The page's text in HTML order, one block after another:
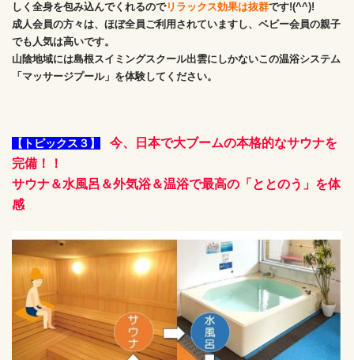
しく全身を包み込んでくれるのでリラックス効果は抜群です!(^^)!
成人会員の方々は、ほぼ全員ご利用されていますし、ベビー会員の親子
でも人気は高いです。
山陰地域には島根スイミングスクール出雲にしかないこの温浴システム
「マッサージプール」を体験してください。
【トピックス３】
今、日本で大ブームの本格的なサウナを
完備！！
サウナ＆水風呂＆外気浴＆温浴で最高の「ととのう」を体
感